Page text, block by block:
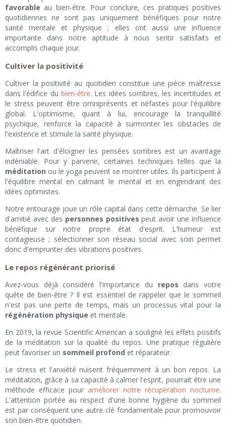
favorable au bien-être. Pour conclure, ces pratiques positives
quotidiennes ne sont pas uniquement bénéfiques pour notre
santé mentale et physique ; elles ont aussi une influence
importante dans notre aptitude à nous sentir satisfaits et
accomplis chaque jour.
Cultiver la positivité
Cultiver la positivité au quotidien constitue une pièce maîtresse
dans l'édifice du bien-être. Les idées sombres, les incertitudes et
le stress peuvent être omniprésents et néfastes pour l'équilibre
global. L'optimisme, quant à lui, encourage la tranquillité
psychique, renforce la capacité à surmonter les obstacles de
l'existence et stimule la santé physique.
Maîtriser l'art d'éloigner les pensées sombres est un avantage
indéniable. Pour y parvenir, certaines techniques telles que la
méditation ou le yoga peuvent se montrer utiles. Ils participent à
l'équilibre mental en calmant le mental et en engendrant des
idées optimistes.
Notre entourage joue un rôle capital dans cette démarche. Se lier
d'amitié avec des personnes positives peut avoir une influence
bénéfique sur notre propre état d'esprit. L'humeur est
contagieuse ; sélectionner son réseau social avec soin permet
donc d'emprunter des vibrations positives.
Le repos régénérant priorisé
Avez-vous déjà considéré l'importance du repos dans votre
quête de bien-être ? Il est essentiel de rappeler que le sommeil
n'est pas une perte de temps, mais un processus vital pour la
régénération physique et mentale.
En 2019, la revue Scientific American a souligné les effets positifs
de la méditation sur la qualité du repos. Une pratique régulière
peut favoriser un sommeil profond et réparateur.
Le stress et l'anxiété nuisent fréquemment à un bon repos. La
méditation, grâce à sa capacité à calmer l'esprit, pourrait être une
méthode efficace pour améliorer notre récupération nocturne.
L'attention portée au respect d'une bonne hygiène du sommeil
est par conséquent une autre clé fondamentale pour promouvoir
son bien-être quotidien.